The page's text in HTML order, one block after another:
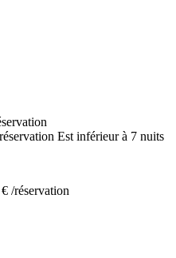
Est inférieur à 7 nuits
/réservation